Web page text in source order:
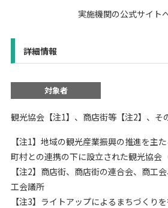
実施機関の公式サイト
詳細情報
対象者
観光協会【注1】、商店街等【注2】、そ
【注1】地域の観光産業振興の推進を主
町村との連携の下に設立された観光協会
【注2】商店街、商店街の連合会、商工
工会議所
【注3】ライトアップによるまちづくり